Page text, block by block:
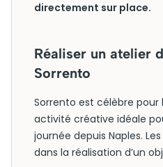
directement sur place.
Réaliser un atelier
Sorrento
Sorrento est célèbre
activité créative idéale
journée depuis Naples.
dans la réalisation d’un